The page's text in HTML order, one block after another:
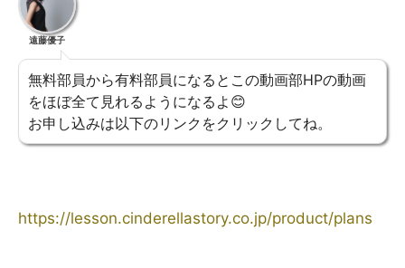
遠藤優子
無料部員から有料部員になるとこの動画部HPの動画
をほぼ全て見れるようになるよ😊
お申し込みは以下のリンクをクリックしてね。
https://lesson.cinderellastory.co.jp/product/plans